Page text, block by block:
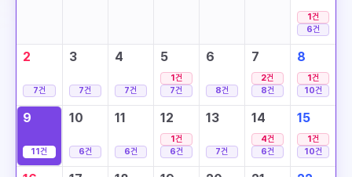
1건
6건
2
7건
3
7건
4
7건
5
1건
7건
6
8건
7
2건
8건
8
1건
10건
9
11건
10
6건
11
6건
12
1건
6건
13
7건
14
4건
6건
15
1건
10건